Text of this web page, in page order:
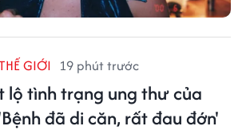
GIỚI 19 phút trước
lộ tình trạng ung thư của
đã di căn, rất đau đớn'